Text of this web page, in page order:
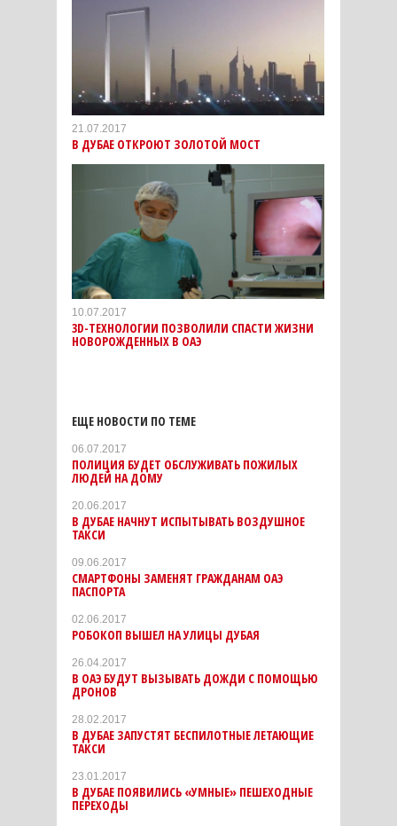
21.07.2017
В ДУБАЕ ОТКРОЮТ ЗОЛОТОЙ МОСТ
10.07.2017
3D-ТЕХНОЛОГИИ ПОЗВОЛИЛИ СПАСТИ ЖИЗНИ
НОВОРОЖДЕННЫХ В ОАЭ
ЕЩЕ НОВОСТИ ПО ТЕМЕ
06.07.2017
ПОЛИЦИЯ БУДЕТ ОБСЛУЖИВАТЬ ПОЖИЛЫХ
ЛЮДЕЙ НА ДОМУ
20.06.2017
В ДУБАЕ НАЧНУТ ИСПЫТЫВАТЬ ВОЗДУШНОЕ
ТАКСИ
09.06.2017
СМАРТФОНЫ ЗАМЕНЯТ ГРАЖДАНАМ ОАЭ
ПАСПОРТА
02.06.2017
РОБОКОП ВЫШЕЛ НА УЛИЦЫ ДУБАЯ
26.04.2017
В ОАЭ БУДУТ ВЫЗЫВАТЬ ДОЖДИ С ПОМОЩЬЮ
ДРОНОВ
28.02.2017
В ДУБАЕ ЗАПУСТЯТ БЕСПИЛОТНЫЕ ЛЕТАЮЩИЕ
ТАКСИ
23.01.2017
В ДУБАЕ ПОЯВИЛИСЬ «УМНЫЕ» ПЕШЕХОДНЫЕ
ПЕРЕХОДЫ